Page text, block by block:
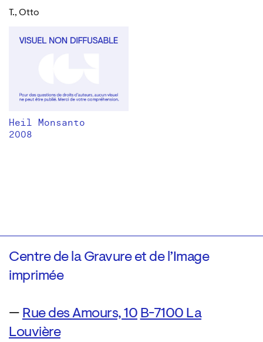
T., Otto
Heil Monsanto
2008
Centre de la Gravure et de l’Image
imprimée
— Rue des Amours, 10 B-7100 La
Louvière